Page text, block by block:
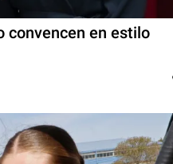
convencen en estilo